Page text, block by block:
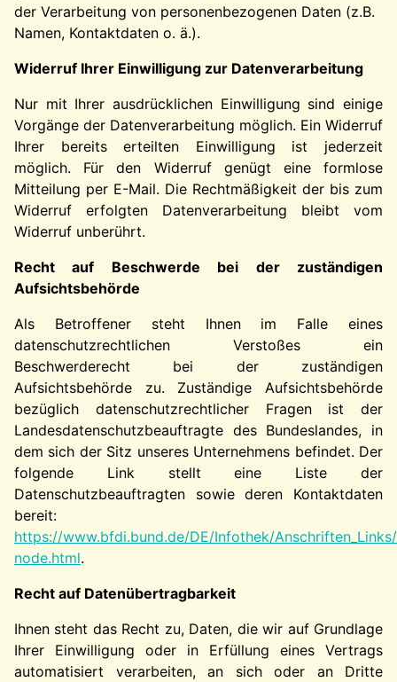
der Verarbeitung von personenbezogenen Daten (z.B.
Namen, Kontaktdaten o. ä.).
Widerruf Ihrer Einwilligung zur Datenverarbeitung
Nur mit Ihrer ausdrücklichen Einwilligung sind einige
Vorgänge der Datenverarbeitung möglich. Ein Widerruf
Ihrer bereits erteilten Einwilligung ist jederzeit
möglich. Für den Widerruf genügt eine formlose
Mitteilung per E-Mail. Die Rechtmäßigkeit der bis zum
Widerruf erfolgten Datenverarbeitung bleibt vom
Widerruf unberührt.
Recht auf Beschwerde bei der zuständigen
Aufsichtsbehörde
Als Betroffener steht Ihnen im Falle eines
datenschutzrechtlichen Verstoßes ein
Beschwerderecht bei der zuständigen
Aufsichtsbehörde zu. Zuständige Aufsichtsbehörde
bezüglich datenschutzrechtlicher Fragen ist der
Landesdatenschutzbeauftragte des Bundeslandes, in
dem sich der Sitz unseres Unternehmens befindet. Der
folgende Link stellt eine Liste der
Datenschutzbeauftragten sowie deren Kontaktdaten
bereit:
https://www.bfdi.bund.de/DE/Infothek/
node.html.
Recht auf Datenübertragbarkeit
Ihnen steht das Recht zu, Daten, die wir auf Grundlage
Ihrer Einwilligung oder in Erfüllung eines Vertrags
automatisiert verarbeiten, an sich oder an Dritte